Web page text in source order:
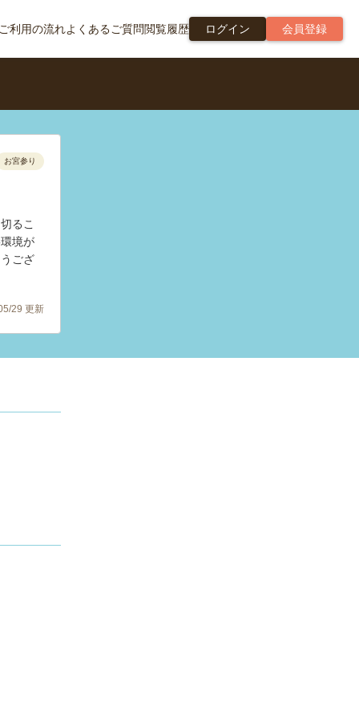
ご利用の流れよくあるご質問閲覧履歴 ログイン 会員登録
お宮参り
るこ
境が
ござ
29 更新